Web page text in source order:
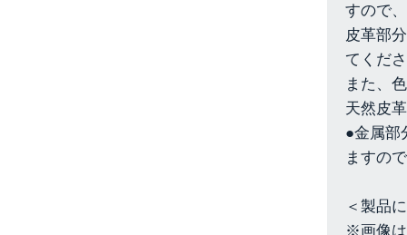
すので
皮革部
てくだ
また、
天然皮
●金属部
ますの
＜製品
※画像は